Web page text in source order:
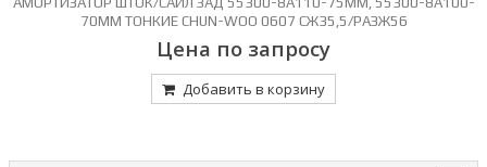
70ММ ТОНКИЕ CHUN-WOO 0607 СЖ35,5/РАЗЖ56
Цена по запросу
Добавить в корзину